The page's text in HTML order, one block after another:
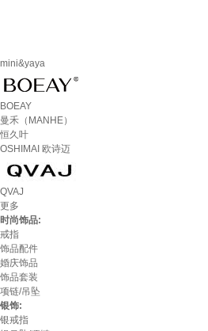
mini&yaya
BOEAY
曼禾（MANHE）
恒久叶
OSHIMAI 欧诗迈
QVAJ
更多
时尚饰品:
戒指
饰品配件
婚庆饰品
饰品套装
项链/吊坠
银饰:
银戒指